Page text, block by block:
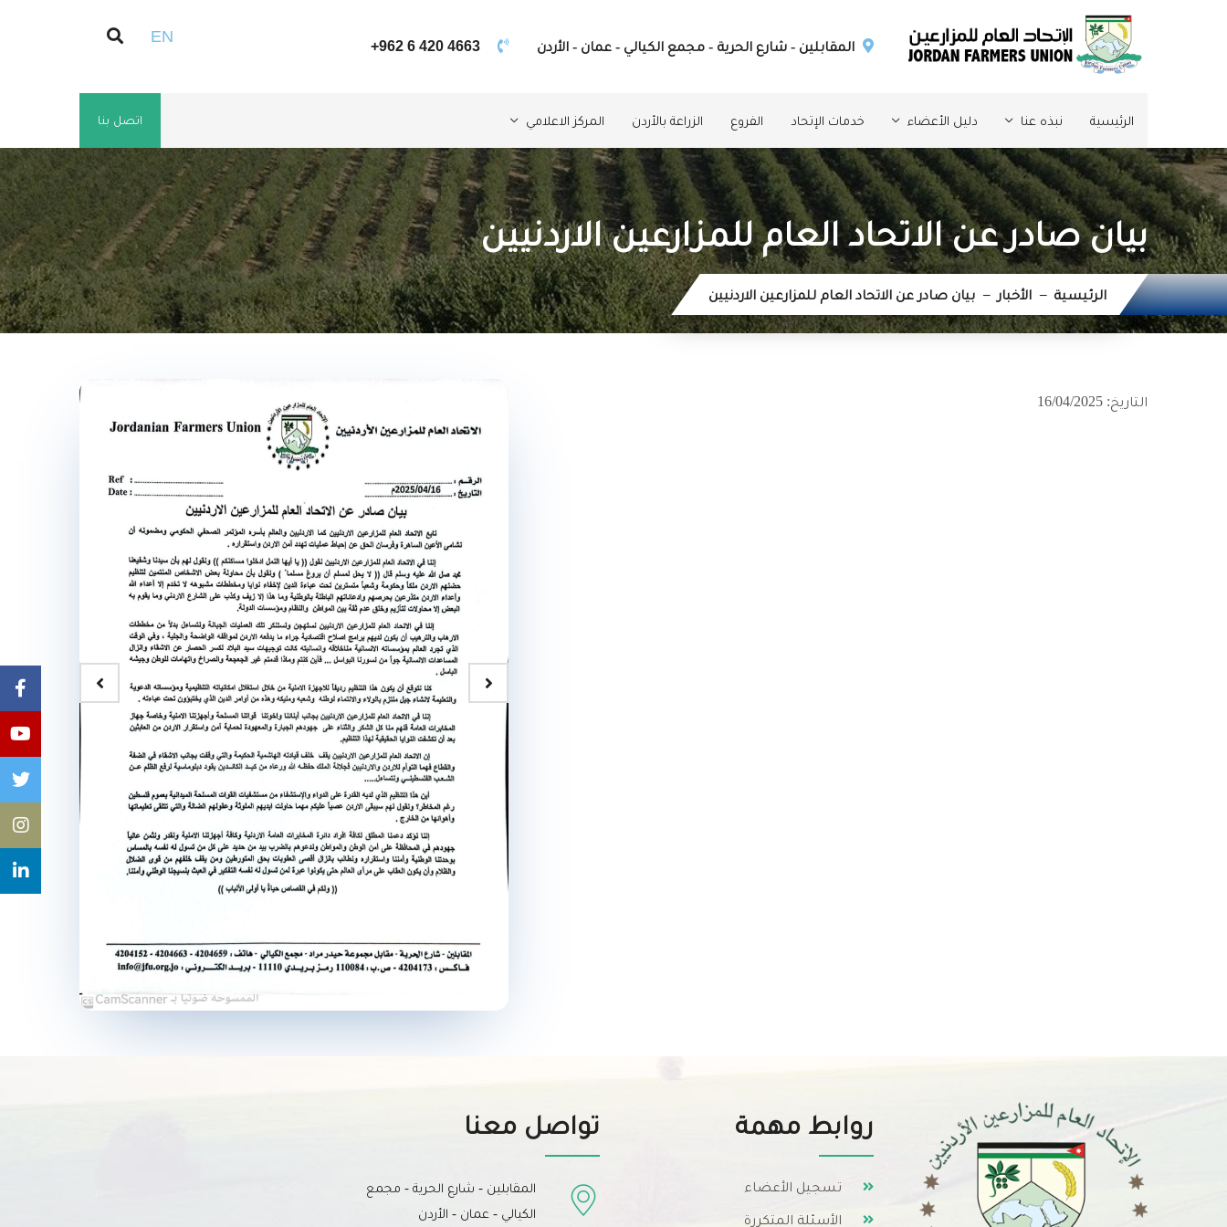
المقابلين - شارع الحرية - مجمع الكيالي - عمان - الأردن +962 6 420 4663
EN
الرئيسية نبذه عنا دليل الأعضاء خدمات الإتحاد الفروع الزراعة بالأردن المركز الاعلامي اتصل بنا
بيان صادر عن الاتحاد العام للمزارعين الاردنيين
الرئيسية الأخبار بيان صادر عن الاتحاد العام للمزارعين الاردنيين
التاريخ: 16/04/2025
روابط مهمة
تسجيل الأعضاء
الأسئلة المتكررة
تواصل معنا
المقابلين - شارع الحرية - مجمع
الكيالي - عمان - الأردن